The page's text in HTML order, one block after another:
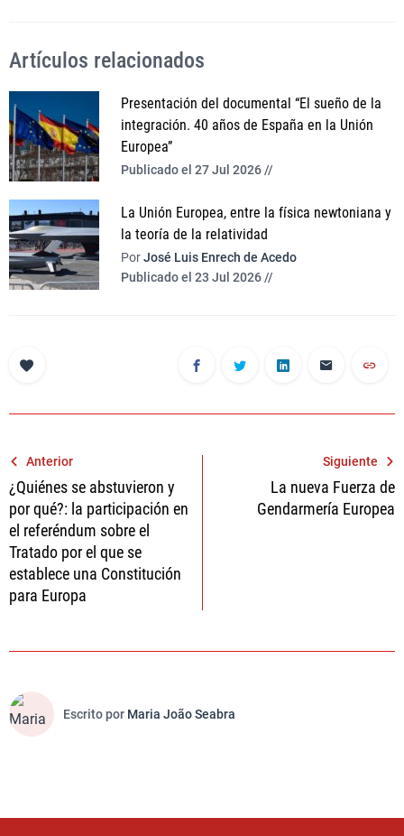
Artículos relacionados
Presentación del documental “El sueño de la
integración. 40 años de España en la Unión
Europea”
Publicado el 27 Jul 2026 //
La Unión Europea, entre la física newtoniana y
la teoría de la relatividad
PorJosé Luis Enrech de Acedo
Publicado el 23 Jul 2026 //
Navegación
de
entradas
Anterior
¿Quiénes se abstuvieron y
por qué?: la participación en
el referéndum sobre el
Tratado por el que se
establece una Constitución
para Europa
Siguiente
La nueva Fuerza de
Gendarmería Europea
Escrito por Maria João Seabra